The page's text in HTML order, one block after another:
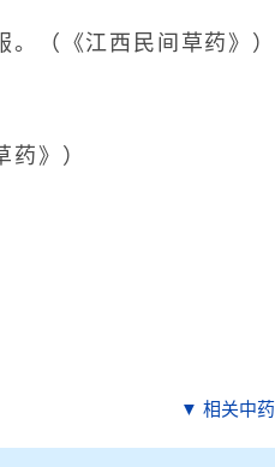
（《江西民间草药》）
药》）
▼ 相关中药